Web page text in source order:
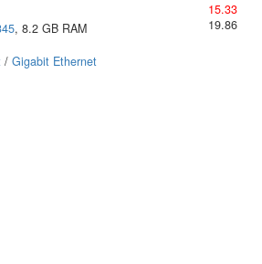
, 8.2 GB RAM
/ Gigabit Ethernet
15.33
19.86